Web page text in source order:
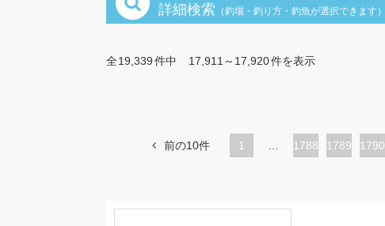
詳細検索 （釣場・釣り方・釣魚が選択できます）
全19,339件中 17,911～17,920件を表示
前の10件 1
ペ
1788
ペ
1789
ペ
1790